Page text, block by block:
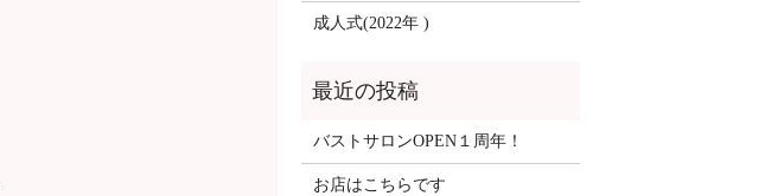
成人式(2022年 )
バストサロンOPEN１周年！
お店はこちらです